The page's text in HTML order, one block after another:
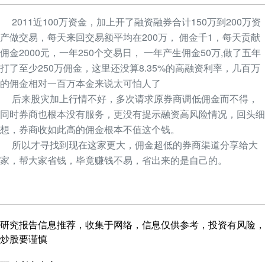
2011近100万资金，加上开了融资融券合计150万到200万资
产做交易，每天来回交易额平均在200万， 佣金千1，每天贡献
佣金2000元，一年250个交易日， 一年产生佣金50万,做了五年
打了至少250万佣金，这里还没算8.35%的高融资利率，几百万
的佣金相对一百万本金来说太可怕人了
后来股灾加上行情不好，多次请求原券商调低佣金而不得，
同时券商也根本没有服务，更没有提示融资高风险情况，回头细
想，券商收如此高的佣金根本不值这个钱。
所以才寻找到现在这家更大，佣金超低的券商渠道分享给大
家，帮大家省钱，毕竟赚钱不易，省出来的是自己的。
研究报告信息推荐，收集于网络，信息仅供参考，投资有风险，
炒股要谨慎